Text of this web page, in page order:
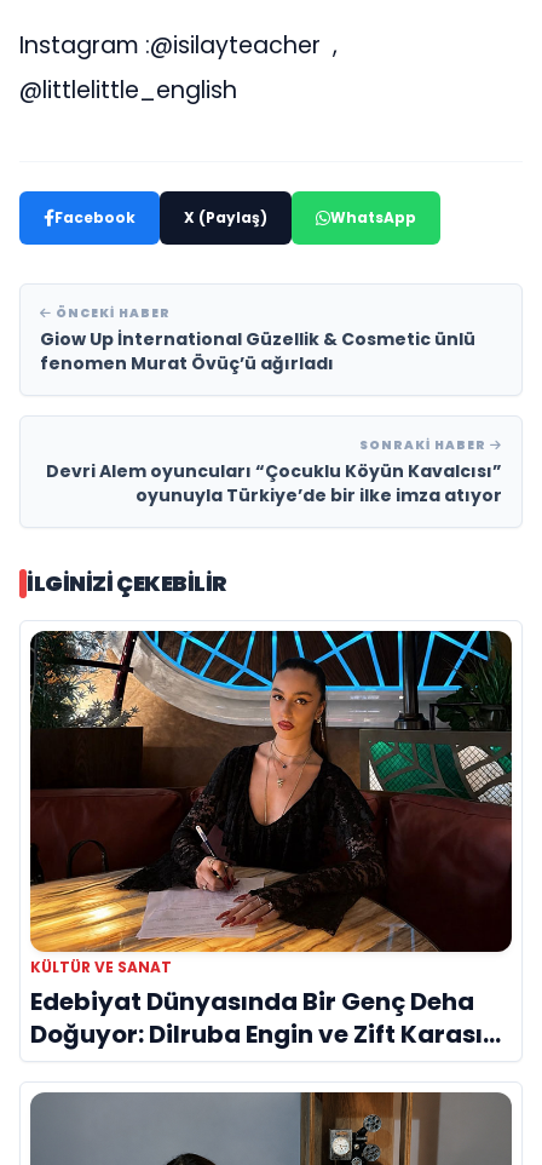
Instagram :@isilayteacher ,
@littlelittle_english
Facebook X (Paylaş) WhatsApp
ÖNCEKI HABER
Giow Up İnternational Güzellik & Cosmetic ünlü
fenomen Murat Övüç’ü ağırladı
SONRAKI HABER
Devri Alem oyuncuları “Çocuklu Köyün Kavalcısı”
oyunuyla Türkiye’de bir ilke imza atıyor
İLGINIZI ÇEKEBILIR
KÜLTÜR VE SANAT
Edebiyat Dünyasında Bir Genç Deha
Doğuyor: Dilruba Engin ve Zift Karası
Evreni ‘AVENOİR’